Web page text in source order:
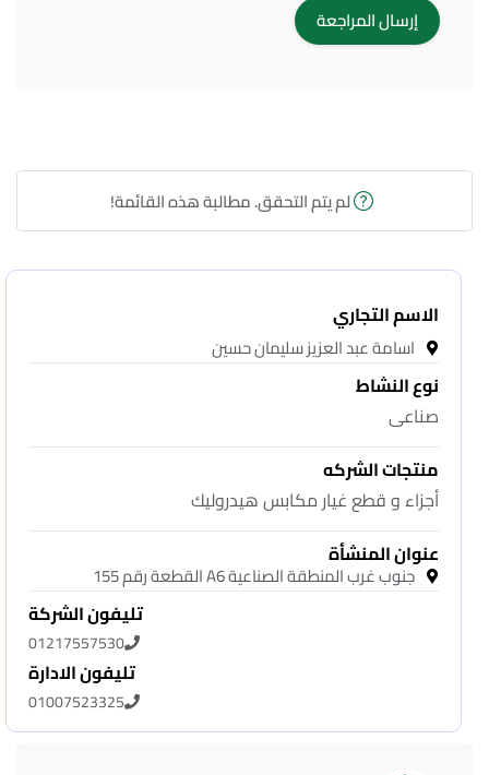
لم يتم التحقق. مطالبة هذه القائمة!
الاسم التجاري
اسامة عبد العزيز سليمان حسين
نوع النشاط
صناعى
منتجات الشركه
أجزاء و قطع غيار مكابس هيدروليك
عنوان المنشأة
جنوب غرب المنطقة الصناعية A6 القطعة رقم 155
تليفون الشركة
01217557530
تليفون الادارة
01007523325